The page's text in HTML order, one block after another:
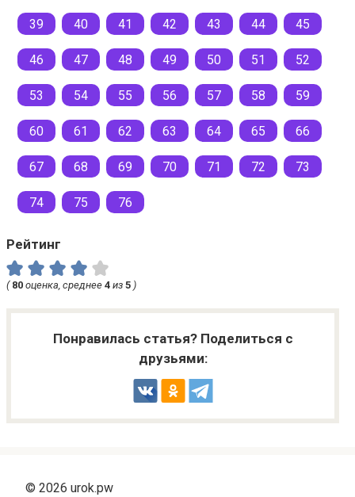
39 40 41 42 43 44 45
46 47 48 49 50 51 52
53 54 55 56 57 58 59
60 61 62 63 64 65 66
67 68 69 70 71 72 73
74 75 76
Рейтинг
( 80 оценка, среднее 4 из 5 )
Понравилась статья? Поделиться с
друзьями:
© 2026 urok.pw